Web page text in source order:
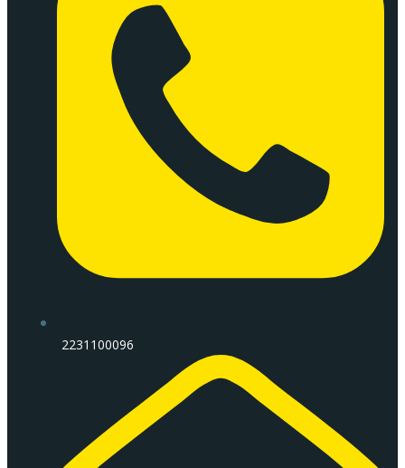
2231100096